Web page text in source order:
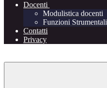
Docenti
Modulistica docenti
Funzioni Strumentali
Contatti
Privacy